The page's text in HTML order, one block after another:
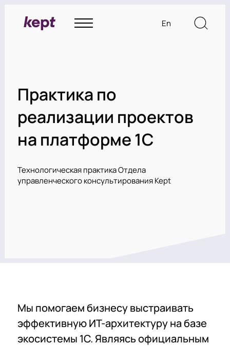
En
Практика по
реализации проектов
на платформе 1С
Технологическая практика Отдела
управленческого консультирования Kept
Мы помогаем бизнесу выстраивать
эффективную ИТ-архитектуру на базе
экосистемы 1С. Являясь официальным